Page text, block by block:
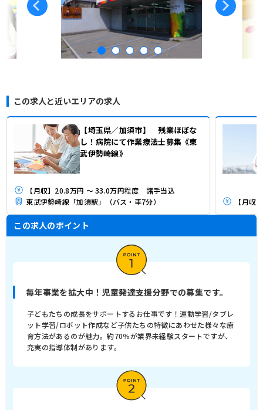
この求人と近いエリアの求人
【埼玉県／加須市】 残業ほぼな
し！病院にて作業療法士募集《東
武伊勢崎線》
【月収】20.8万円 ～ 33.0万円程度 諸手当込
東武伊勢崎線「加須駅」（バス・車7分）
【月収
この求人のポイント
毎年事業を拡大中！児童発達支援分野での募集です。
子どもたちの成長をサポートするお仕事です！運動学習/タブレ
ット学習/ロボット作成など子供たちの特徴にあわせた様々な療
育方法があるのが魅力。約70％が業界未経験スタートですが、
充実の指導体制があります。